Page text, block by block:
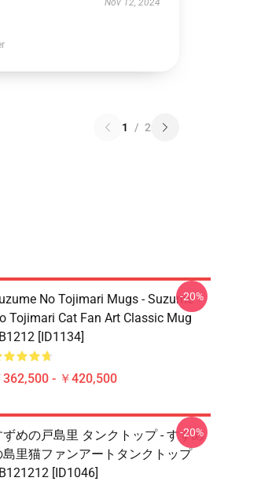
Nov 12, 2024
1 / 2
No Tojimari Mugs - Suzume
Tojimari Cat Fan Art Classic Mug
[ID1134]
362,500 - ￥420,500
-20%
ずめの戸島里 タンクトップ - すずめ
島里猫ファンアートタンクトップ
[ID1046]
-20%